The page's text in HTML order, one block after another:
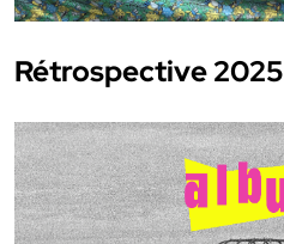
Rétrospective 2025